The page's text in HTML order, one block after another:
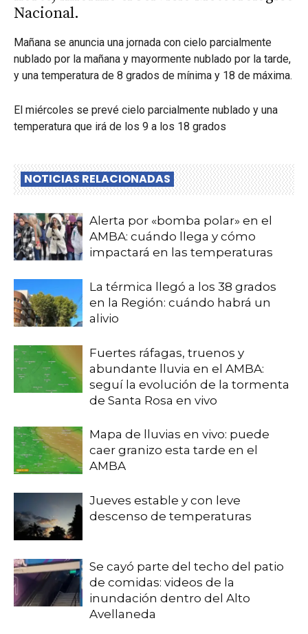
Nacional.
Mañana se anuncia una jornada con cielo parcialmente
nublado por la mañana y mayormente nublado por la tarde,
y una temperatura de 8 grados de mínima y 18 de máxima.
El miércoles se prevé cielo parcialmente nublado y una
temperatura que irá de los 9 a los 18 grados
NOTICIAS RELACIONADAS
Alerta por «bomba polar» en el
AMBA: cuándo llega y cómo
impactará en las temperaturas
La térmica llegó a los 38 grados
en la Región: cuándo habrá un
alivio
Fuertes ráfagas, truenos y
abundante lluvia en el AMBA:
seguí la evolución de la tormenta
de Santa Rosa en vivo
Mapa de lluvias en vivo: puede
caer granizo esta tarde en el
AMBA
Jueves estable y con leve
descenso de temperaturas
Se cayó parte del techo del patio
de comidas: videos de la
inundación dentro del Alto
Avellaneda